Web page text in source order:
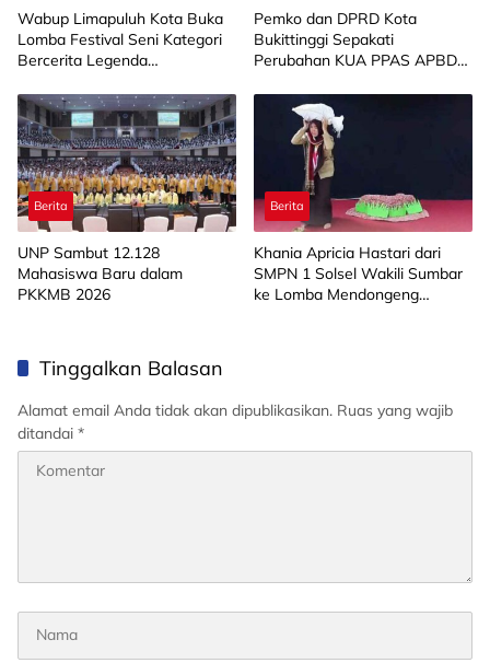
Wabup Limapuluh Kota Buka
Lomba Festival Seni Kategori
Bercerita Legenda
Pemko dan DPRD Kota
Bukittinggi Sepakati
Perubahan KUA PPAS APBD
Berita
UNP Sambut 12.128
Mahasiswa Baru dalam
PKKMB 2026
Berita
Khania Apricia Hastari dari
SMPN 1 Solsel Wakili Sumbar
ke Lomba Mendongeng
Tinggalkan Balasan
Alamat email Anda tidak akan dipublikasikan. Ruas yang wajib
ditandai *